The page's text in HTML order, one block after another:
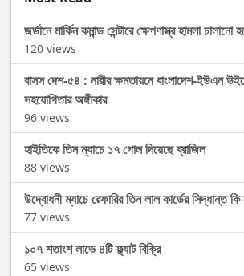
জর্ডানে মার্কিন কমান্ড সেন্টারে ক্ষেপণাস্ত্র হামলা চালানো
120 views
বাসস দেশ-৫৪ : নারীর ক্ষমতায়নে বাংলাদেশ-ইউএন
সহযোগিতার অঙ্গীকার
96 views
হাইতিকে তিন ম্যাচে ১৭ গোল দিয়েছে ব্রাজিল
88 views
উদ্বোধনী ম্যাচে রেফারির তিন লাল কার্ডের সিদ্ধান্ত
77 views
১০৭ শতাংশ লাভে ৪টি ফ্ল্যাট বিক্রি
65 views